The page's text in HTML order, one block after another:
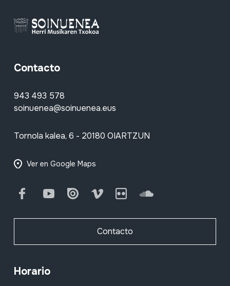
Contacto
943 493 578
soinuenea@soinuenea.eus
Tornola kalea, 6 - 20180 OIARTZUN
Ver en Google Maps
FacebookYoutube Issuu Vimeo Flickr SoundCloud
Contacto
Horario